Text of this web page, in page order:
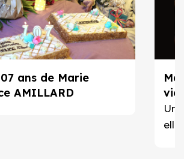
ans de Marie
AMILLARD
Un
elle